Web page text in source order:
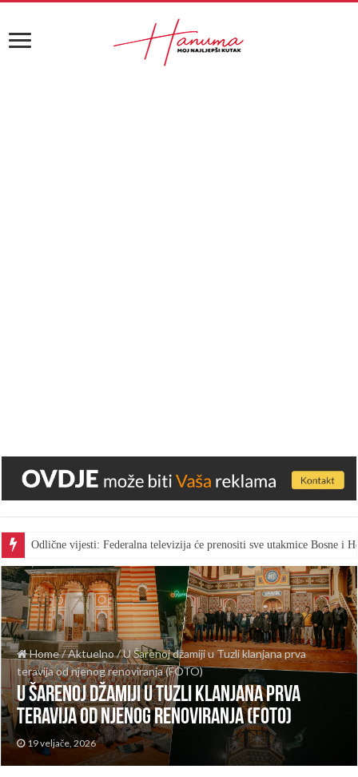
Odlične vijesti: Federalna televizija će prenositi sve utakmice Bosne i
Home/Aktuelno/U Šarenoj džamiji u Tuzli klanjana prva
teravija od njenog renoviranja (FOTO)
U Šarenoj džamiji u Tuzli klanjana prva
teravija od njenog renoviranja (FOTO)
19 veljače, 2026